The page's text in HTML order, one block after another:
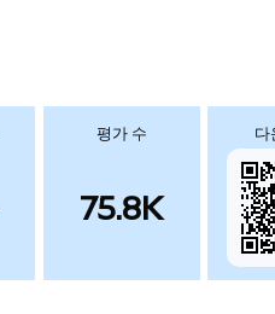
평가 수
75.8K
다